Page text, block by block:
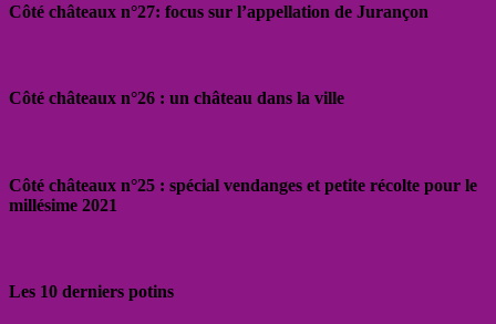
Côté châteaux n°27: focus sur l’appellation de Jurançon
Côté châteaux n°26 : un château dans la ville
Côté châteaux n°25 : spécial vendanges et petite récolte pour le
millésime 2021
Les 10 derniers potins